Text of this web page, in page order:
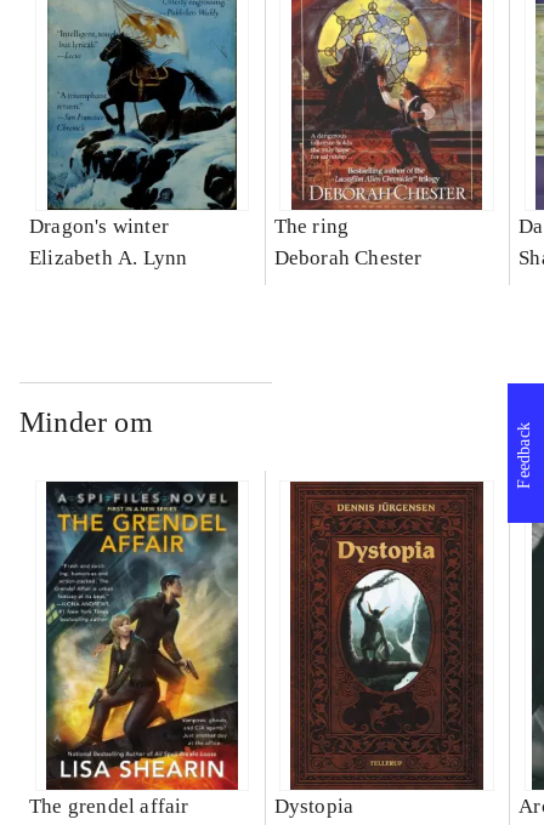
Dragon's winter
Elizabeth A. Lynn
The ring
Deborah Chester
Minder om
The grendel affair
Dystopia
Feedback